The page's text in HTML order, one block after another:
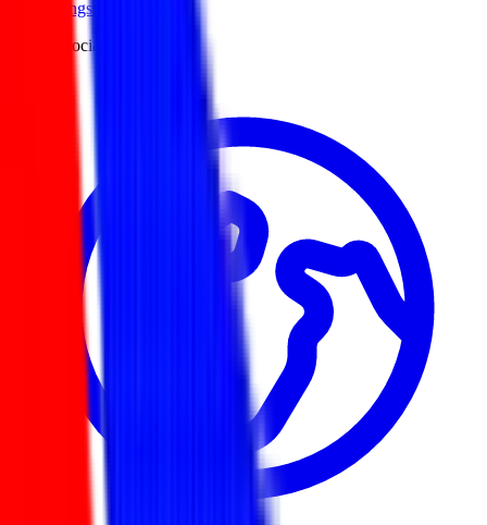
Erinnerungsfunktion
Web & Social Media